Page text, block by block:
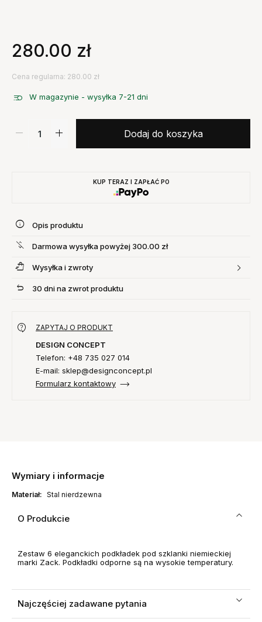
280.00 zł
Cena regularna: 280.00 zł
W magazynie - wysyłka 7-21 dni
Dodaj do koszyka
KUP TERAZ I ZAPŁAĆ PO
Opis produktu
Darmowa wysyłka powyżej 300.00 zł
Wysyłka i zwroty
30 dni na zwrot produktu
ZAPYTAJ O PRODUKT
DESIGN CONCEPT
Telefon: +48 735 027 014
E-mail: sklep@designconcept.pl
Formularz kontaktowy
Wymiary i informacje
Materiał: Stal nierdzewna
O Produkcie
Zestaw 6 eleganckich podkładek pod szklanki niemieckiej
marki Zack. Podkładki odporne są na wysokie temperatury.
Najczęściej zadawane pytania